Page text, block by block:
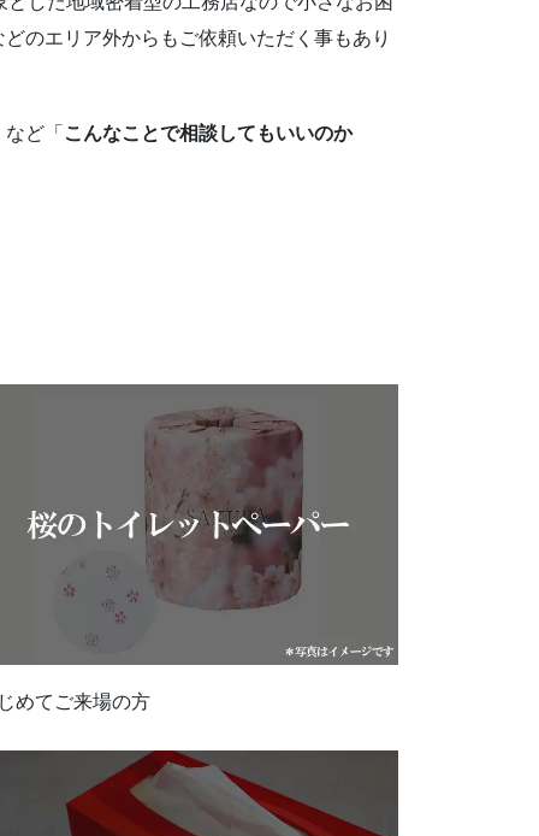
どのエリア外からもご依頼いただく事もあり
ど「 こんなことで相談してもいいのか
めてご来場の方